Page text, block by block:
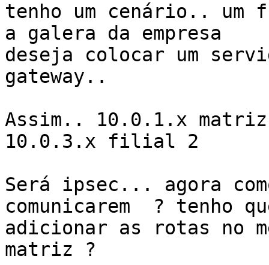
tenho um cenário.. um
a galera da empresa
deseja colocar um
gateway..
Assim.. 10.0.1.x
10.0.3.x filial 2
Será ipsec... agora
comunicarem  ? tenho
adicionar as rotas no
matriz ?